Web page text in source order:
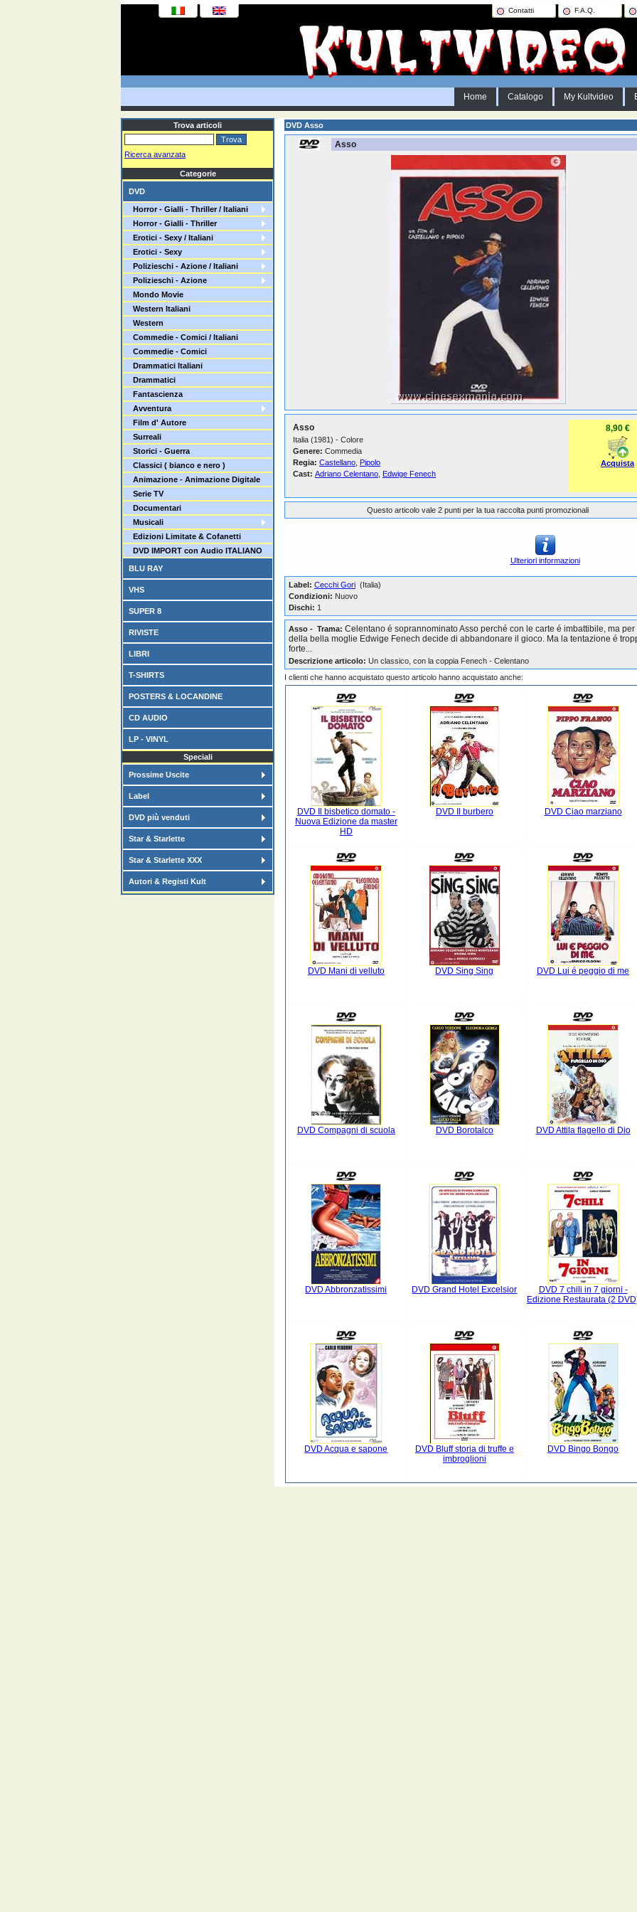
Contatti F.A.Q.
Home Catalogo My Kultvideo
Trova articoli
Ricerca avanzata
Categorie
DVD
Horror - Gialli - Thriller / Italiani
Horror - Gialli - Thriller
Erotici - Sexy / Italiani
Erotici - Sexy
Polizieschi - Azione / Italiani
Polizieschi - Azione
Mondo Movie
Western Italiani
Western
Commedie - Comici / Italiani
Commedie - Comici
Drammatici Italiani
Drammatici
Fantascienza
Avventura
Film d' Autore
Surreali
Storici - Guerra
Classici ( bianco e nero )
Animazione - Animazione Digitale
Serie TV
Documentari
Musicali
Edizioni Limitate & Cofanetti
DVD IMPORT con Audio ITALIANO
BLU RAY
VHS
SUPER 8
RIVISTE
LIBRI
T-SHIRTS
POSTERS & LOCANDINE
CD AUDIO
LP - VINYL
Speciali
Prossime Uscite
Label
DVD più venduti
Star & Starlette
Star & Starlette XXX
Autori & Registi Kult
DVD Asso
Asso
Asso
Italia (1981) - Colore
Genere: Commedia
Regia: Castellano Pipolo
Cast: Adriano Celentano Edwige Fenech
8,90 €
Acquista
Questo articolo vale 2 punti per la tua raccolta punti promozionali
Ulteriori informazioni
Label: Cecchi Gori (Italia)
Condizioni: Nuovo
Dischi: 1
Asso - Trama: Celentano é soprannominato Asso perché con le carte é imbattibile, ma per
della bella moglie Edwige Fenech decide di abbandonare il gioco. Ma la tentazione é
forte...
Descrizione articolo: Un classico, con la coppia Fenech - Celentano
I clienti che hanno acquistato questo articolo hanno acquistato anche:
DVD Il bisbetico domato -
Nuova Edizione da master
HD
DVD Il burbero DVD Ciao marziano
DVD Mani di velluto DVD Sing Sing DVD Lui é peggio di me
DVD Compagni di scuola DVD Borotalco DVD Attila flagello di Dio
DVD Abbronzatissimi DVD Grand Hotel Excelsior
DVD 7 chili in 7 giorni -
Edizione Restaurata (2
DVD Acqua e sapone
DVD Bluff storia di truffe e
imbroglioni
DVD Bingo Bongo